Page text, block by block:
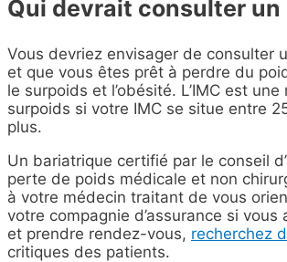
Qui devrait consulter
Vous devriez envisager de consulter
et que vous êtes prêt à perdre du
le surpoids et l’obésité. L’IMC est
surpoids si votre IMC se situe entre
plus.
Un bariatrique certifié par le conseil
perte de poids médicale et non
à votre médecin traitant de vous
votre compagnie d’assurance si
et prendre rendez-vous, recherchez
critiques des patients.